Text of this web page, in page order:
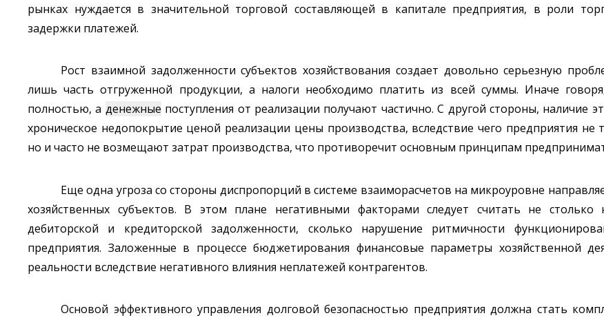
рынках нуждается в значительной торговой составляющей в капитале предприятия, в роли
задержки платежей.
Рост взаимной задолженности субъектов хозяйствования создает довольно серьезную
лишь часть отгруженной продукции, а налоги необходимо платить из всей суммы. Иначе
полностью, а денежные поступления от реализации получают частично. С другой стороны, наличие
хроническое недопокрытие ценой реализации цены производства, вследствие чего предприятия не
но и часто не возмещают затрат производства, что противоречит основным принципам
Еще одна угроза со стороны диспропорций в системе взаиморасчетов на микроуровне
хозяйственных субъектов. В этом плане негативными факторами следует считать не
дебиторской и кредиторской задолженности, сколько нарушение ритмичности
предприятия. Заложенные в процессе бюджетирования финансовые параметры хозяйственной
реальности вследствие негативного влияния неплатежей контрагентов.
Основой эффективного управления долговой безопасностью предприятия должна стать